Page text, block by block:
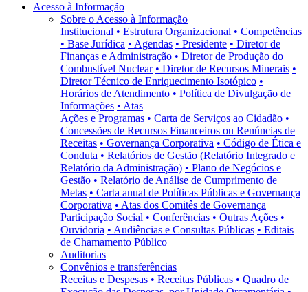
Acesso à Informação
Sobre o Acesso à Informação
Institucional • Estrutura Organizacional • Competências
• Base Jurídica • Agendas • Presidente • Diretor de
Finanças e Administração • Diretor de Produção do
Combustível Nuclear • Diretor de Recursos Minerais •
Diretor Técnico de Enriquecimento Isotópico •
Horários de Atendimento • Política de Divulgação de
Informações • Atas
Ações e Programas • Carta de Serviços ao Cidadão •
Concessões de Recursos Financeiros ou Renúncias de
Receitas • Governança Corporativa • Código de Ética e
Conduta • Relatórios de Gestão (Relatório Integrado e
Relatório da Administração) • Plano de Negócios e
Gestão • Relatório de Análise de Cumprimento de
Metas • Carta anual de Políticas Públicas e Governança
Corporativa • Atas dos Comitês de Governança
Participação Social • Conferências • Outras Ações •
Ouvidoria • Audiências e Consultas Públicas • Editais
de Chamamento Público
Auditorias
Convênios e transferências
Receitas e Despesas • Receitas Públicas • Quadro de